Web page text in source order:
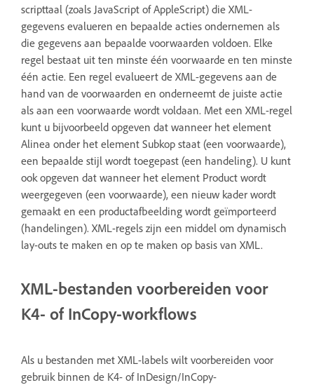
scripttaal (zoals JavaScript of AppleScript) die XML-
gegevens evalueren en bepaalde acties ondernemen als
die gegevens aan bepaalde voorwaarden voldoen. Elke
regel bestaat uit ten minste één voorwaarde en ten minste
één actie. Een regel evalueert de XML-gegevens aan de
hand van de voorwaarden en onderneemt de juiste actie
als aan een voorwaarde wordt voldaan. Met een XML-regel
kunt u bijvoorbeeld opgeven dat wanneer het element
Alinea onder het element Subkop staat (een voorwaarde),
een bepaalde stijl wordt toegepast (een handeling). U kunt
ook opgeven dat wanneer het element Product wordt
weergegeven (een voorwaarde), een nieuw kader wordt
gemaakt en een productafbeelding wordt geïmporteerd
(handelingen). XML-regels zijn een middel om dynamisch
lay-outs te maken en op te maken op basis van XML.
XML-bestanden voorbereiden voor
K4- of InCopy-workflows
Als u bestanden met XML-labels wilt voorbereiden voor
gebruik binnen de K4- of InDesign/InCopy-